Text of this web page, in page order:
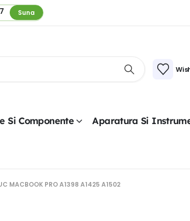
Suna
Si Componente Aparatura Si
MACBOOK PRO A1398 A1425 A1502